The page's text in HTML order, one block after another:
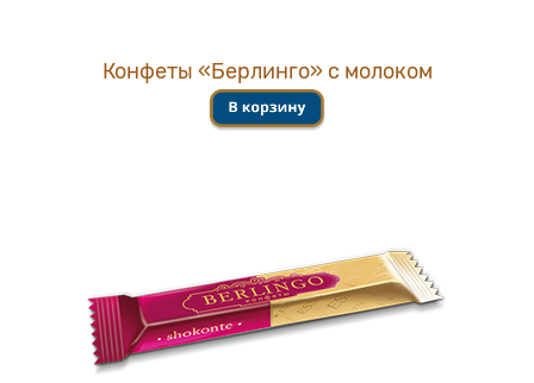
Конфеты «Берлинго» с молоком